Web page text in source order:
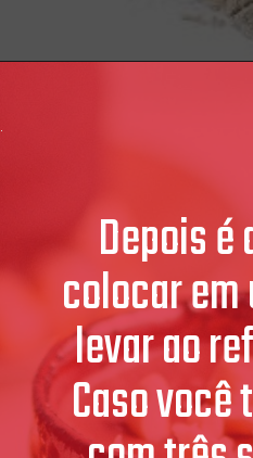
Depois é
colocar
levar ao
Caso